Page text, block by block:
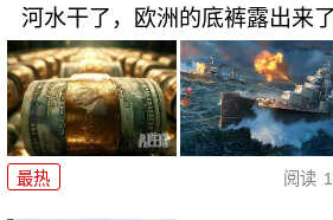
河水干了，欧洲的底裤露出来
最热 阅读